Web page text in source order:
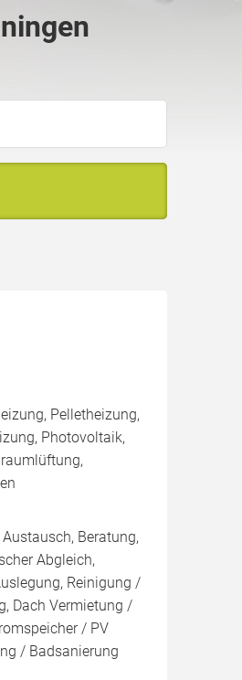
Pelletheizung,
Photovoltaik,
Beratung,
Abgleich,
Reinigung /
Dach Vermietung /
/ PV
/ Badsanierung